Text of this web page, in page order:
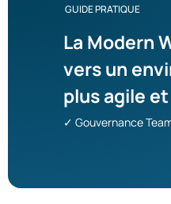
GUIDE PRATIQUE
La Modern
vers un
plus agile
✓ Gouvernance